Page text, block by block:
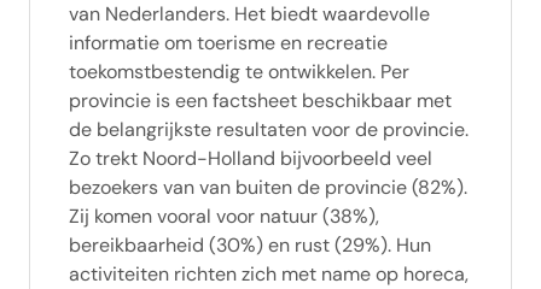
van Nederlanders. Het biedt waardevolle
informatie om toerisme en recreatie
toekomstbestendig te ontwikkelen. Per
provincie is een factsheet beschikbaar met
de belangrijkste resultaten voor de provincie.
Zo trekt Noord-Holland bijvoorbeeld veel
bezoekers van van buiten de provincie (82%).
Zij komen vooral voor natuur (38%),
bereikbaarheid (30%) en rust (29%). Hun
activiteiten richten zich met name op horeca,